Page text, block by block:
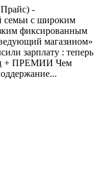
-
семьи с широким
фиксированным
магазином»
зарплату : теперь
+ ПРЕМИИ Чем